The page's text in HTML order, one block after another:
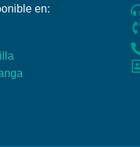
en: